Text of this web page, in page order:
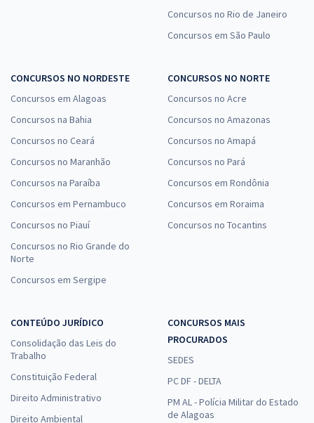
Concursos no Rio de Janeiro
Concursos em São Paulo
CONCURSOS NO NORDESTE
Concursos em Alagoas
Concursos na Bahia
Concursos no Ceará
Concursos no Maranhão
Concursos na Paraíba
Concursos em Pernambuco
Concursos no Piauí
Concursos no Rio Grande do
Norte
Concursos em Sergipe
CONCURSOS NO NORTE
Concursos no Acre
Concursos no Amazonas
Concursos no Amapá
Concursos no Pará
Concursos em Rondônia
Concursos em Roraima
Concursos no Tocantins
CONTEÚDO JURÍDICO
Consolidação das Leis do
Trabalho
Constituição Federal
Direito Administrativo
Direito Ambiental
CONCURSOS MAIS
PROCURADOS
SEDES
PC DF - DELTA
PM AL - Polícia Militar do Estado
de Alagoas